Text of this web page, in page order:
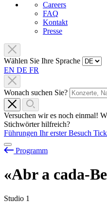
Careers
FAQ
Kontakt
Presse
Wählen Sie Ihre Sprache
EN DE FR
Wonach suchen Sie?
Versuchen wir es noch einmal!
Stichwörter hilfreich?
Führungen Ihr erster Besuch
Programm
«Abr a cada-
Studio 1